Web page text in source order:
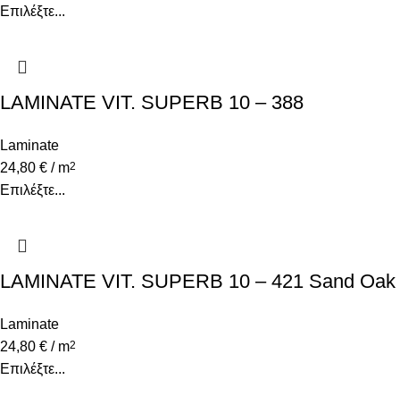
Επιλέξτε...
LAMINATE VIT. SUPERB 10 – 388
Laminate
24,80 € / m2
Επιλέξτε...
LAMINATE VIT. SUPERB 10 – 421 Sand Oak
Laminate
24,80 € / m2
Επιλέξτε...